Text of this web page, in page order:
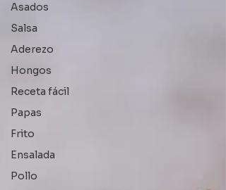
Asados
Salsa
Aderezo
Hongos
Receta fácil
Papas
Frito
Ensalada
Pollo